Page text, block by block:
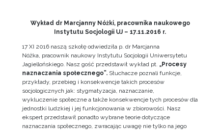
Wykład dr Marcjanny Nóżki, pracownika naukowego
Instytutu Socjologii UJ – 17.11.2016 r.
17 XI 2016 naszą szkołę odwiedziła p. dr Marcjanna
Nóżka, pracownik naukowy Instytutu Socjologii Uniwersytetu
Jagiellońskiego. Nasz gość przedstawił wykład pt. „Procesy
naznaczania społecznego”. Słuchacze poznali funkcje,
przykłady, przebieg i konsekwencje takich procesów
socjologicznych jak: stygmatyzacja, naznaczanie,
wykluczenie społeczne a także konsekwencje tych procesów dla
jednostki ludzkiej i jej funkcjonowania w zbiorowości. Nasz
ekspert przedstawił ponadto wybrane teorie dotyczące
naznaczania społecznego, zwracając uwagę nie tylko na jego